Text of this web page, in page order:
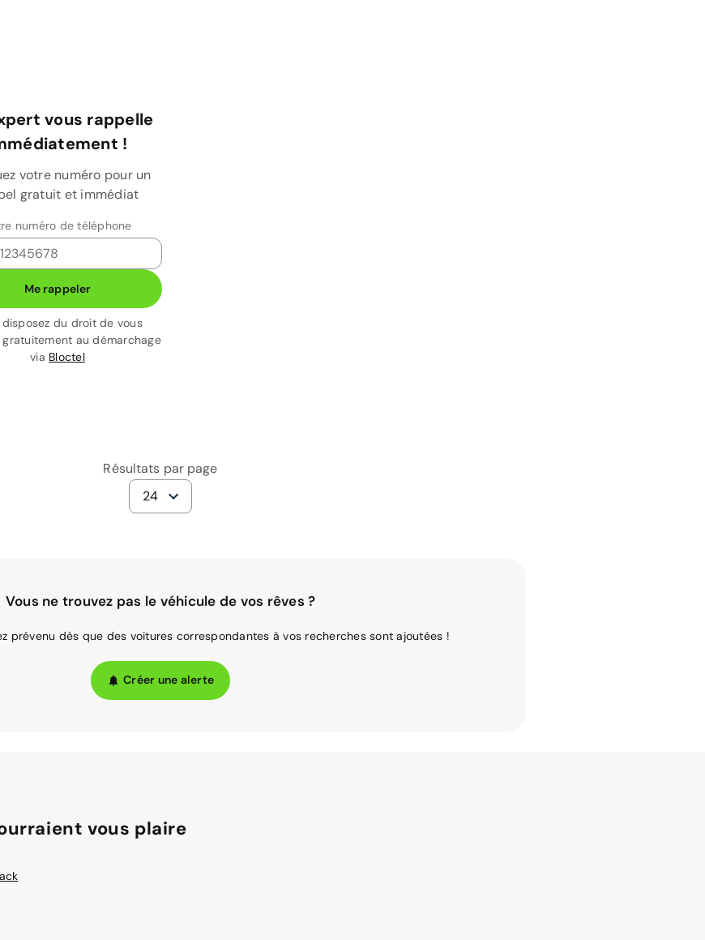
vous rappelle
!
votre numéro pour un
gratuit et immédiat
numéro de téléphone
Me rappeler
disposez du droit de vous
au démarchage
via Bloctel
Résultats par page
24
Vous ne trouvez pas le véhicule de vos rêves ?
prévenu dès que des voitures correspondantes à vos recherches sont ajoutées !
Créer une alerte
vous plaire